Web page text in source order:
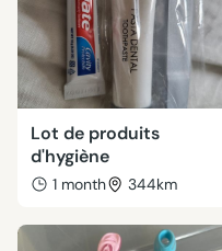
Lot de produits
d'hygiène
1 month 344km